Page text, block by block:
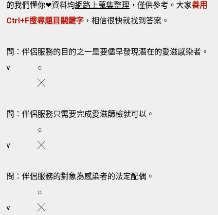
的我們懂你❤資料均網路上蒐集整理 ，僅供參考。大家善用
Ctrl+F搜尋題目 關鍵字 ，相信很快就找到答案。
問：伴侶服務的目的之一是要儘早發現潛在的愛滋感染者。
v
○
╳
問：伴侶服務只需要完成愛滋篩檢就可以。
○
v
╳
問：伴侶服務的對象為感染者的法定配偶。
○
v
╳